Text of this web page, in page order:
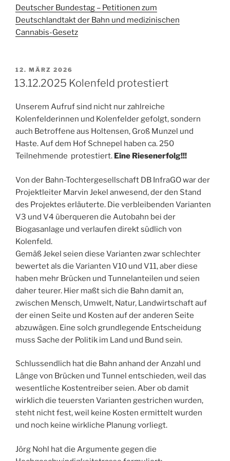
Deutscher Bundestag – Petitionen zum
Deutschlandtakt der Bahn und medizinischen
Cannabis-Gesetz
VERÖFFENTLICHT
AM
12. MÄRZ 2026
13.12.2025 Kolenfeld protestiert
Unserem Aufruf sind nicht nur zahlreiche
Kolenfelderinnen und Kolenfelder gefolgt, sondern
auch Betroffene aus Holtensen, Groß Munzel und
Haste. Auf dem Hof Schnepel haben ca. 250
Teilnehmende protestiert. Eine Riesenerfolg!!!
Von der Bahn-Tochtergesellschaft DB InfraGO war der
Projektleiter Marvin Jekel anwesend, der den Stand
des Projektes erläuterte. Die verbleibenden Varianten
V3 und V4 überqueren die Autobahn bei der
Biogasanlage und verlaufen direkt südlich von
Kolenfeld.
Gemäß Jekel seien diese Varianten zwar schlechter
bewertet als die Varianten V10 und V11, aber diese
haben mehr Brücken und Tunnelanteilen und seien
daher teurer. Hier maßt sich die Bahn damit an,
zwischen Mensch, Umwelt, Natur, Landwirtschaft auf
der einen Seite und Kosten auf der anderen Seite
abzuwägen. Eine solch grundlegende Entscheidung
muss Sache der Politik im Land und Bund sein.
Schlussendlich hat die Bahn anhand der Anzahl und
Länge von Brücken und Tunnel entschieden, weil das
wesentliche Kostentreiber seien. Aber ob damit
wirklich die teuersten Varianten gestrichen wurden,
steht nicht fest, weil keine Kosten ermittelt wurden
und noch keine wirkliche Planung vorliegt.
Jörg Nohl hat die Argumente gegen die